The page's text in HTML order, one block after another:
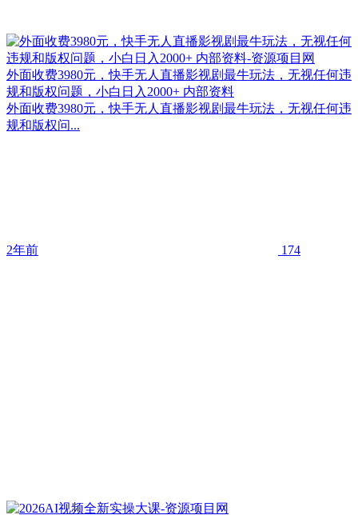
外面收费3980元，快手无人直播影视剧最牛玩法，无视任何违
规和版权问题，小白日入2000+ 内部资料
外面收费3980元，快手无人直播影视剧最牛玩法，无视任何违
规和版权问...
2年前 174